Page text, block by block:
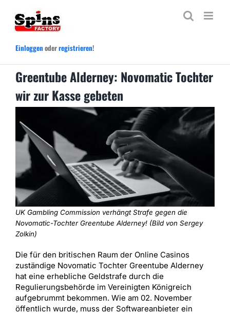
Inhalt
springen
Einloggenoderregistrieren!
Greentube Alderney: Novomatic Tochter
wir zur Kasse gebeten
UK Gambling Commission verhängt Strafe gegen die
Novomatic-Tochter Greentube Alderney! (Bild von Sergey
Zolkin)
Die für den britischen Raum der Online Casinos
zuständige Novomatic Tochter Greentube Alderney
hat eine erhebliche Geldstrafe durch die
Regulierungsbehörde im Vereinigten Königreich
aufgebrummt bekommen. Wie am 02. November
öffentlich wurde, muss der Softwareanbieter ein